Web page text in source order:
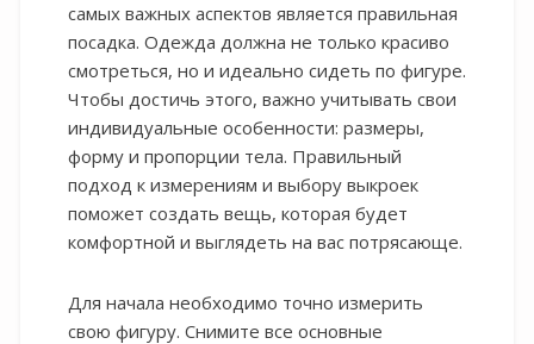
самых важных аспектов является правильная
посадка. Одежда должна не только красиво
смотреться, но и идеально сидеть по фигуре.
Чтобы достичь этого, важно учитывать свои
индивидуальные особенности: размеры,
форму и пропорции тела. Правильный
подход к измерениям и выбору выкроек
поможет создать вещь, которая будет
комфортной и выглядеть на вас потрясающе.
Для начала необходимо точно измерить
свою фигуру. Снимите все основные